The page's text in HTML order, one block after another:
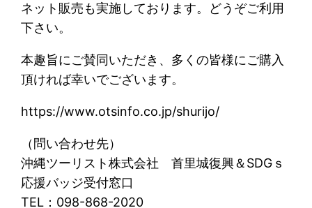
ネット販売も実施しております。どうぞご利用
下さい。
本趣旨にご賛同いただき、多くの皆様にご購入
頂ければ幸いでございます。
https://www.otsinfo.co.jp/shurijo/
（問い合わせ先）
沖縄ツーリスト株式会社 首里城復興＆SDGｓ
応援バッジ受付窓口
TEL：098-868-2020